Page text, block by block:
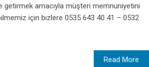
getirmek amacıyla müşteri memnuniyetini
için bizlere 0535 643 40 41 – 0532
Read More